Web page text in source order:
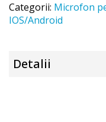
Categorii: Microfon
IOS/Android
Detalii